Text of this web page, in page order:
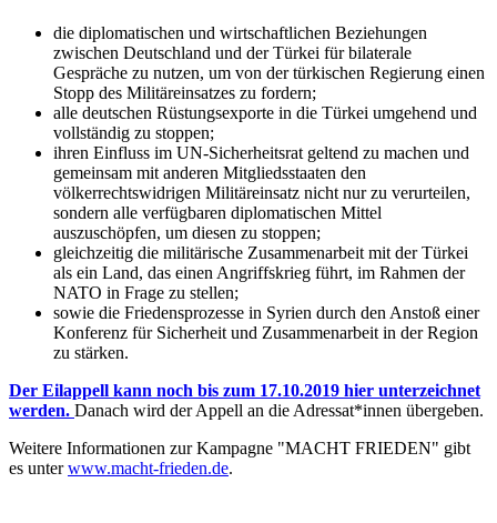
die diplomatischen und wirtschaftlichen Beziehungen
zwischen Deutschland und der Türkei für bilaterale
Gespräche zu nutzen, um von der türkischen Regierung einen
Stopp des Militäreinsatzes zu fordern;
alle deutschen Rüstungsexporte in die Türkei umgehend und
vollständig zu stoppen;
ihren Einfluss im UN-Sicherheitsrat geltend zu machen und
gemeinsam mit anderen Mitgliedsstaaten den
völkerrechtswidrigen Militäreinsatz nicht nur zu verurteilen,
sondern alle verfügbaren diplomatischen Mittel
auszuschöpfen, um diesen zu stoppen;
gleichzeitig die militärische Zusammenarbeit mit der Türkei
als ein Land, das einen Angriffskrieg führt, im Rahmen der
NATO in Frage zu stellen;
sowie die Friedensprozesse in Syrien durch den Anstoß einer
Konferenz für Sicherheit und Zusammenarbeit in der Region
zu stärken.
Der Eilappell kann noch bis zum 17.10.2019 hier unterzeichnet
werden. Danach wird der Appell an die Adressat*innen übergeben.
Weitere Informationen zur Kampagne "MACHT FRIEDEN" gibt
es unterwww.macht-frieden.de.